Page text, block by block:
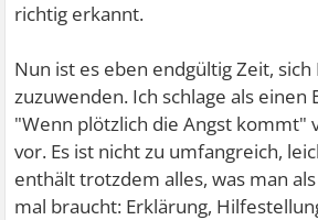
richtig erkannt.
Nun ist es eben endgültig Zeit, sich
zuzuwenden. Ich schlage als einen
"Wenn plötzlich die Angst kommt"
vor. Es ist nicht zu umfangreich,
enthält trotzdem alles, was man
mal braucht: Erklärung,